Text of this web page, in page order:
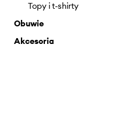
Topy i t-shirty
Obuwie
Botki
Akcesoria